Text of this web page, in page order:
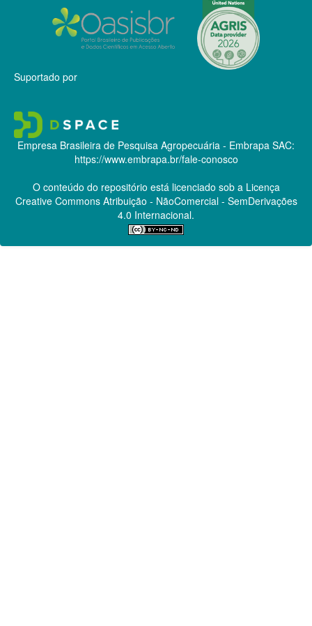
Suportado por
Empresa Brasileira de Pesquisa Agropecuária - Embrapa SAC:
https://www.embrapa.br/fale-conosco
O conteúdo do repositório está licenciado sob a Licença
Creative CommonsAtribuição - NãoComercial - SemDerivações
4.0 Internacional.